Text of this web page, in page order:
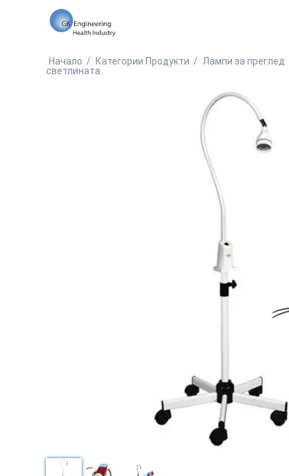
Начало / Категории Продукти / Лампи за преглед
светлината.